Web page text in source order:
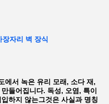
자리 벽 장식
서 녹은 유리 모래, 소다 재,
들어집니다. 독성, 오염, 특이
하지 않는그것은 사실과 명칭